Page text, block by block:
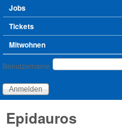
Jobs
Tickets
Mitwohnen
Benutzeranmeldung
Benutzername
Epidauros